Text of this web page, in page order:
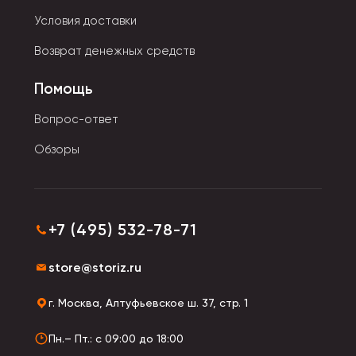
Условия доставки
Возврат денежных средств
Помощь
Вопрос-ответ
Обзоры
+7 (495) 532-78-71
store@storiz.ru
г. Москва, Алтуфьевское ш. 37, стр. 1
Пн.– Пт.: с 09:00 до 18:00